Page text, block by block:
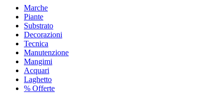
Marche
Piante
Substrato
Decorazioni
Tecnica
Manutenzione
Mangimi
Acquari
Laghetto
% Offerte